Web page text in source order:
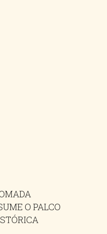
O PALCO